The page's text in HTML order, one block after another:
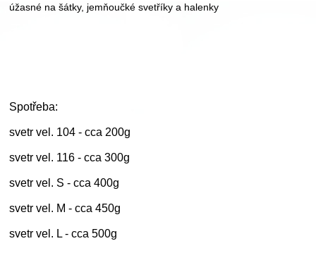
úžasné na šátky, jemňoučké svetříky a halenky
Spotřeba:
svetr vel. 104 - cca 200g
svetr vel. 116 - cca 300g
svetr vel. S - cca 400g
svetr vel. M - cca 450g
svetr vel. L - cca 500g